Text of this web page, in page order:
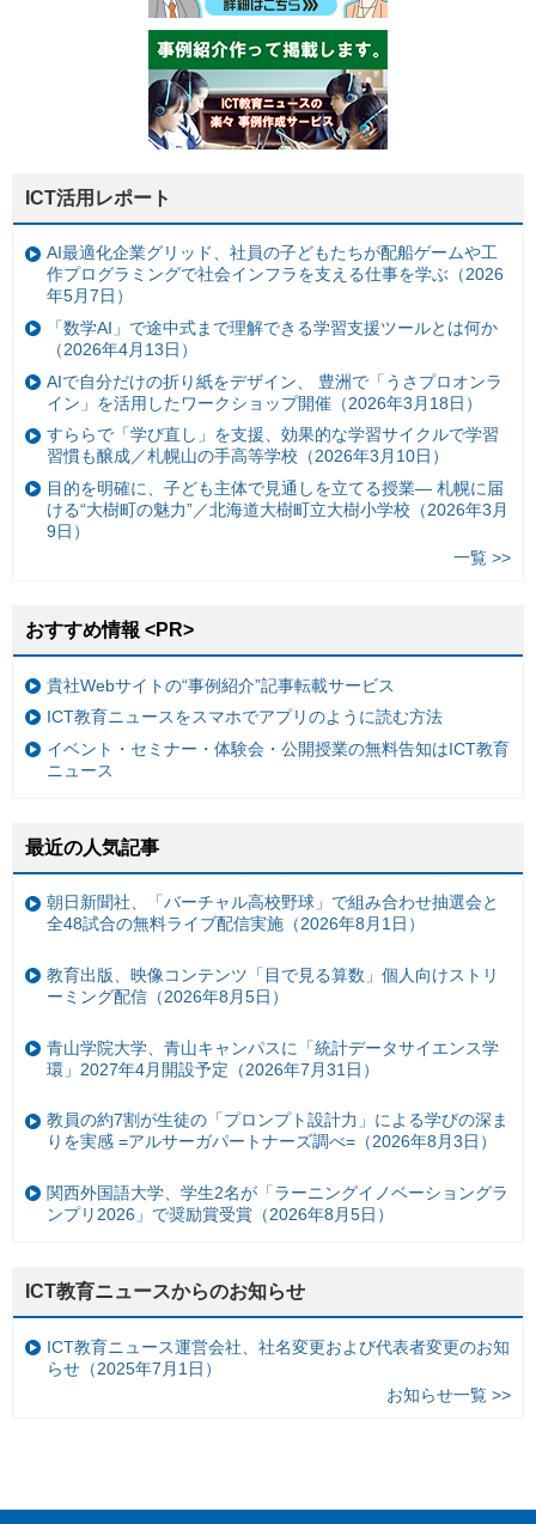
ICT活用レポート
AI最適化企業グリッド、社員の子どもたちが配船ゲームや工
作プログラミングで社会インフラを支える仕事を学ぶ（2026
年5月7日）
「数学AI」で途中式まで理解できる学習支援ツールとは何か
（2026年4月13日）
AIで自分だけの折り紙をデザイン、 豊洲で「うさプロオンラ
イン」を活用したワークショップ開催（2026年3月18日）
すららで「学び直し」を支援、効果的な学習サイクルで学習
習慣も醸成／札幌山の手高等学校（2026年3月10日）
目的を明確に、子ども主体で見通しを立てる授業— 札幌に届
ける“大樹町の魅力”／北海道大樹町立大樹小学校（2026年3月
9日）
一覧 >>
おすすめ情報 <PR>
貴社Webサイトの“事例紹介”記事転載サービス
ICT教育ニュースをスマホでアプリのように読む方法
イベント・セミナー・体験会・公開授業の無料告知はICT教育
ニュース
最近の人気記事
朝日新聞社、「バーチャル高校野球」で組み合わせ抽選会と
全48試合の無料ライブ配信実施（2026年8月1日）
教育出版、映像コンテンツ「目で見る算数」個人向けストリ
ーミング配信（2026年8月5日）
青山学院大学、青山キャンパスに「統計データサイエンス学
環」2027年4月開設予定（2026年7月31日）
教員の約7割が生徒の「プロンプト設計力」による学びの深ま
りを実感 =アルサーガパートナーズ調べ=（2026年8月3日）
関西外国語大学、学生2名が「ラーニングイノベーショングラ
ンプリ2026」で奨励賞受賞（2026年8月5日）
ICT教育ニュースからのお知らせ
ICT教育ニュース運営会社、社名変更および代表者変更のお知
らせ（2025年7月1日）
お知らせ一覧 >>